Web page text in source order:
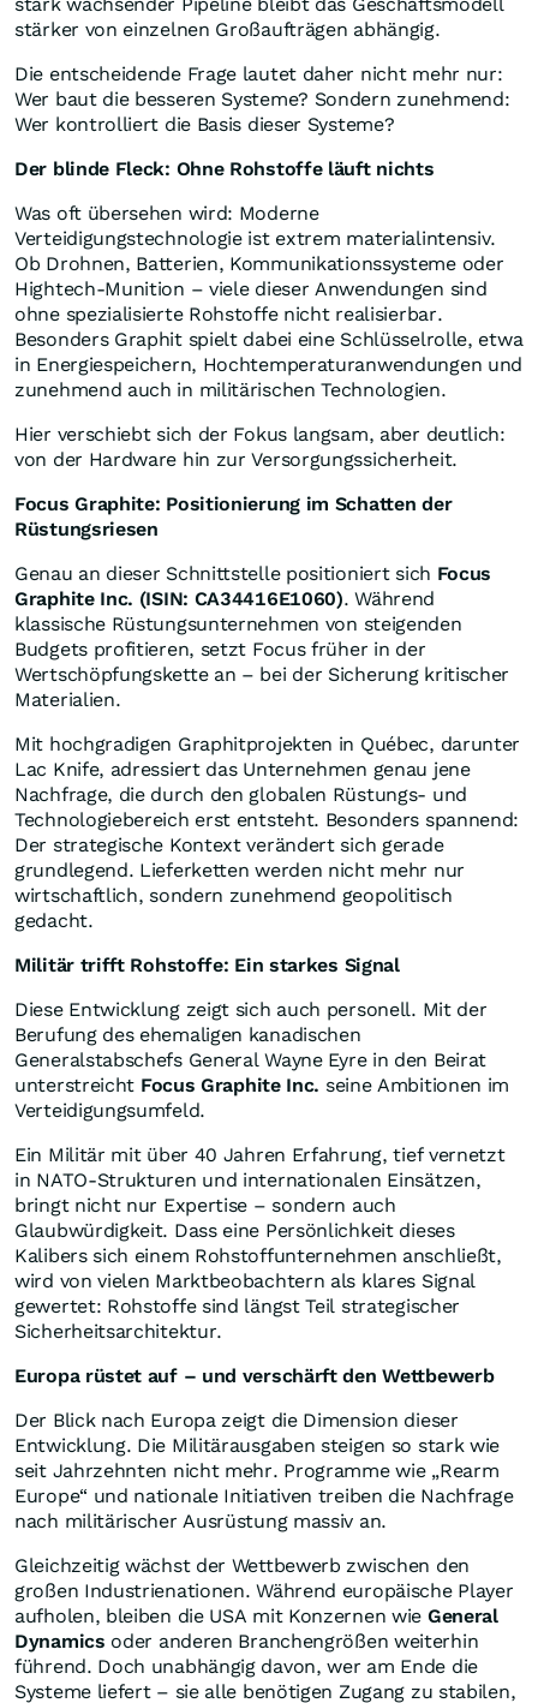
stärker von einzelnen Großaufträgen abhängig.
Die entscheidende Frage lautet daher nicht mehr nur:
Wer baut die besseren Systeme? Sondern zunehmend:
Wer kontrolliert die Basis dieser Systeme?
Der blinde Fleck: Ohne Rohstoffe läuft nichts
Was oft übersehen wird: Moderne
Verteidigungstechnologie ist extrem materialintensiv.
Ob Drohnen, Batterien, Kommunikationssysteme oder
Hightech-Munition – viele dieser Anwendungen sind
ohne spezialisierte Rohstoffe nicht realisierbar.
Besonders Graphit spielt dabei eine Schlüsselrolle, etwa
in Energiespeichern, Hochtemperaturanwendungen und
zunehmend auch in militärischen Technologien.
Hier verschiebt sich der Fokus langsam, aber deutlich:
von der Hardware hin zur Versorgungssicherheit.
Focus Graphite: Positionierung im Schatten der
Rüstungsriesen
Genau an dieser Schnittstelle positioniert sich Focus
Graphite Inc. (ISIN: CA34416E1060). Während
klassische Rüstungsunternehmen von steigenden
Budgets profitieren, setzt Focus früher in der
Wertschöpfungskette an – bei der Sicherung kritischer
Materialien.
Mit hochgradigen Graphitprojekten in Québec, darunter
Lac Knife, adressiert das Unternehmen genau jene
Nachfrage, die durch den globalen Rüstungs- und
Technologiebereich erst entsteht. Besonders spannend:
Der strategische Kontext verändert sich gerade
grundlegend. Lieferketten werden nicht mehr nur
wirtschaftlich, sondern zunehmend geopolitisch
gedacht.
Militär trifft Rohstoffe: Ein starkes Signal
Diese Entwicklung zeigt sich auch personell. Mit der
Berufung des ehemaligen kanadischen
Generalstabschefs General Wayne Eyre in den Beirat
unterstreicht Focus Graphite Inc. seine Ambitionen im
Verteidigungsumfeld.
Ein Militär mit über 40 Jahren Erfahrung, tief vernetzt
in NATO-Strukturen und internationalen Einsätzen,
bringt nicht nur Expertise – sondern auch
Glaubwürdigkeit. Dass eine Persönlichkeit dieses
Kalibers sich einem Rohstoffunternehmen anschließt,
wird von vielen Marktbeobachtern als klares Signal
gewertet: Rohstoffe sind längst Teil strategischer
Sicherheitsarchitektur.
Europa rüstet auf – und verschärft den Wettbewerb
Der Blick nach Europa zeigt die Dimension dieser
Entwicklung. Die Militärausgaben steigen so stark wie
seit Jahrzehnten nicht mehr. Programme wie „Rearm
Europe“ und nationale Initiativen treiben die Nachfrage
nach militärischer Ausrüstung massiv an.
Gleichzeitig wächst der Wettbewerb zwischen den
großen Industrienationen. Während europäische Player
aufholen, bleiben die USA mit Konzernen wie General
Dynamics oder anderen Branchengrößen weiterhin
führend. Doch unabhängig davon, wer am Ende die
Systeme liefert – sie alle benötigen Zugang zu stabilen,